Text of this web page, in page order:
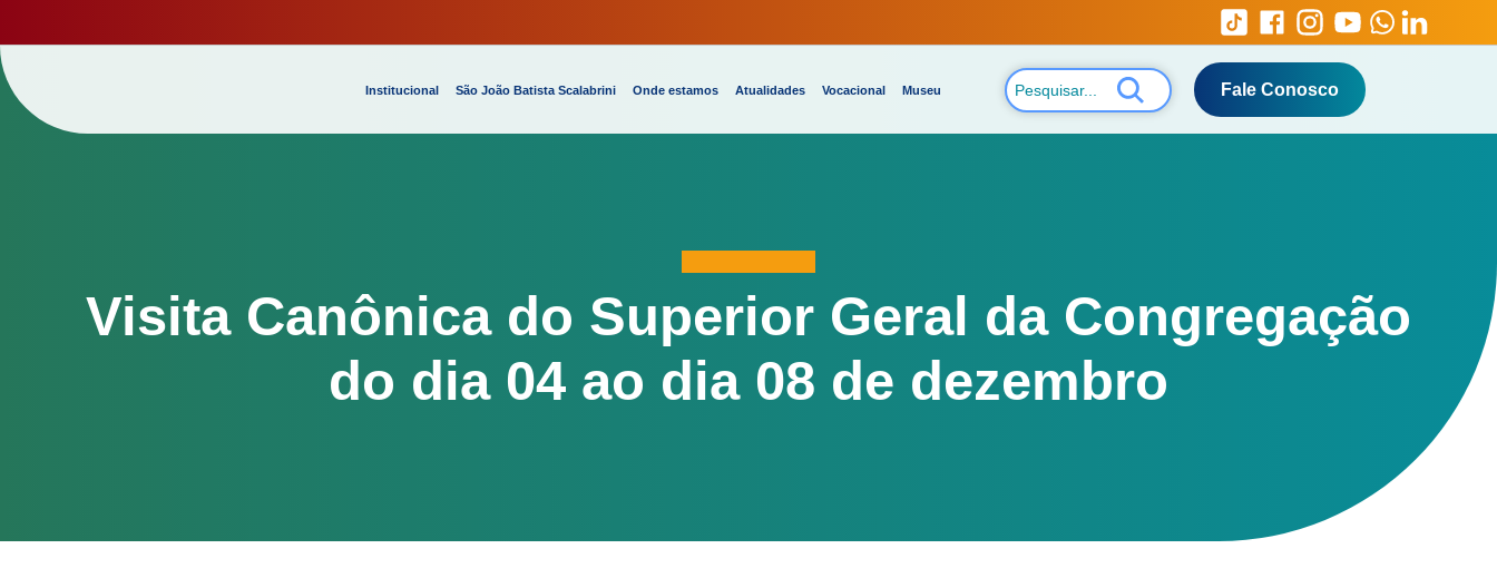
Institucional São João Batista Scalabrini Onde estamos Atualidades Vocacional Museu Fale Conosco
Visita Canônica do Superior Geral da Congregação
do dia 04 ao dia 08 de dezembro